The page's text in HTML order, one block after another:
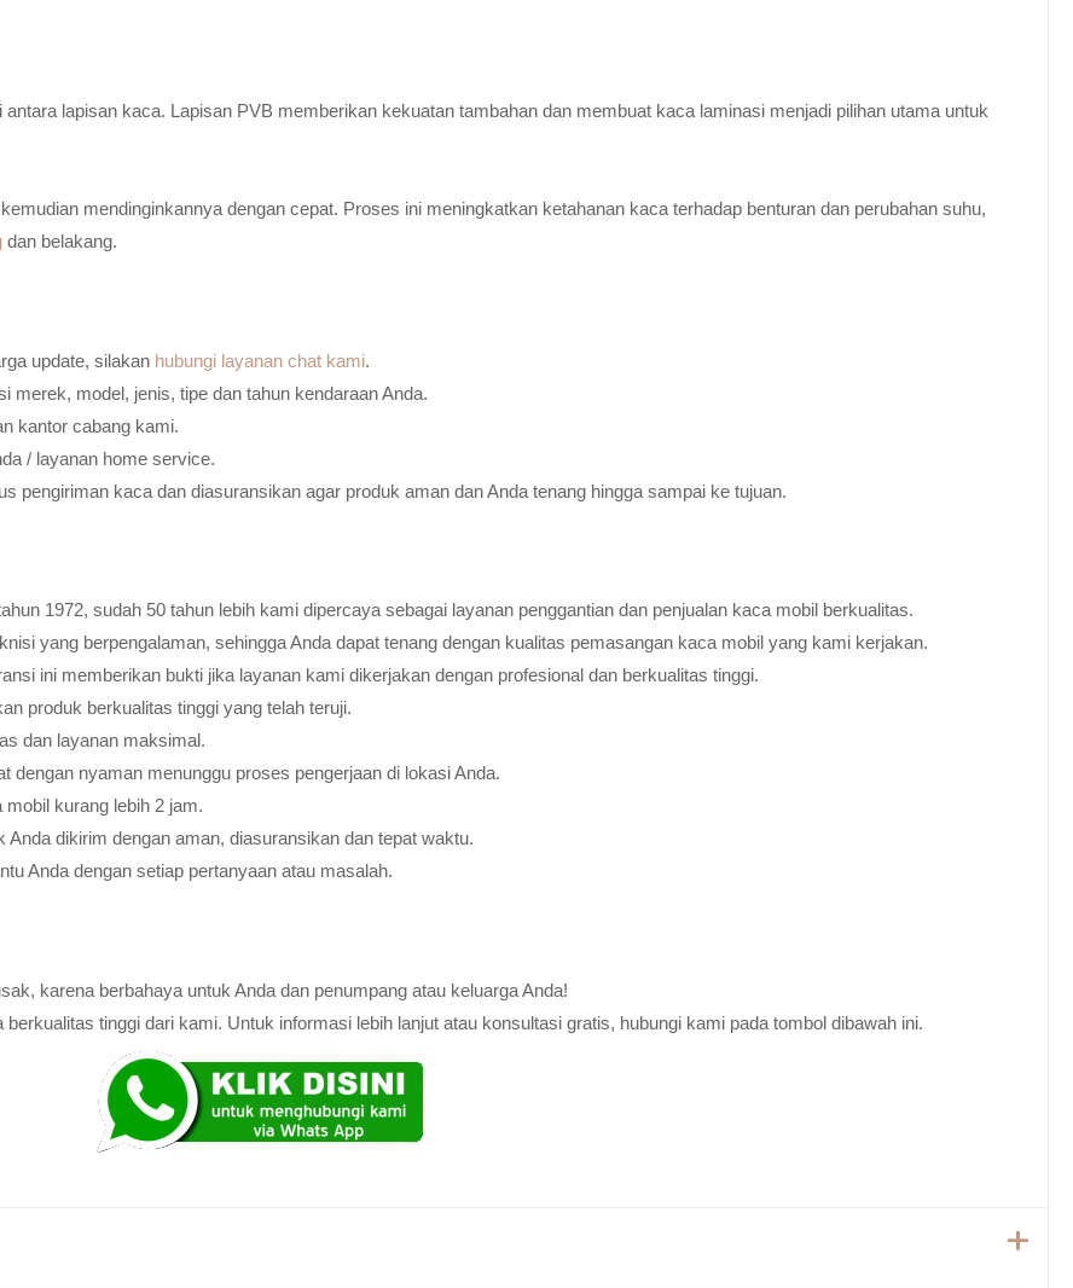
lapisan kaca. Lapisan PVB memberikan kekuatan tambahan dan membuat kaca laminasi menjadi pilihan utama untuk
mendinginkannya dengan cepat. Proses ini meningkatkan ketahanan kaca terhadap benturan dan perubahan suhu,
dan belakang.
update, silakan hubungi layanan chat kami.
merek, model, jenis, tipe dan tahun kendaraan Anda.
kantor cabang kami.
/ layanan home service.
pengiriman kaca dan diasuransikan agar produk aman dan Anda tenang hingga sampai ke tujuan.
1972, sudah 50 tahun lebih kami dipercaya sebagai layanan penggantian dan penjualan kaca mobil berkualitas.
yang berpengalaman, sehingga Anda dapat tenang dengan kualitas pemasangan kaca mobil yang kami kerjakan.
ini memberikan bukti jika layanan kami dikerjakan dengan profesional dan berkualitas tinggi.
produk berkualitas tinggi yang telah teruji.
dan layanan maksimal.
dengan nyaman menunggu proses pengerjaan di lokasi Anda.
kurang lebih 2 jam.
dikirim dengan aman, diasuransikan dan tepat waktu.
Anda dengan setiap pertanyaan atau masalah.
karena berbahaya untuk Anda dan penumpang atau keluarga Anda!
tinggi dari kami. Untuk informasi lebih lanjut atau konsultasi gratis, hubungi kami pada tombol dibawah ini.